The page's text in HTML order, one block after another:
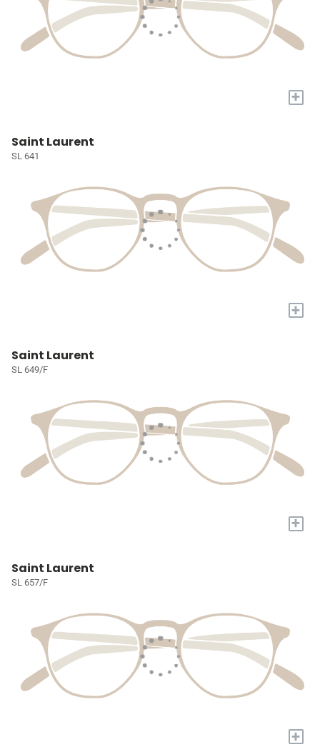
+
Saint Laurent
SL 641
+
Saint Laurent
SL 649/F
+
Saint Laurent
SL 657/F
+